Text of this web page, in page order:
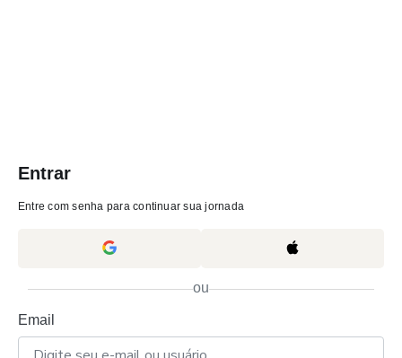
Entrar
Entre com senha para continuar sua jornada
ou
Email